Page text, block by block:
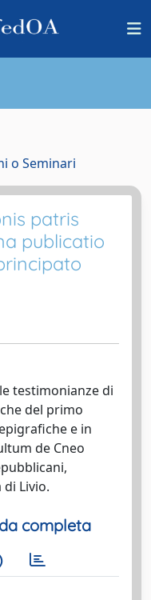
o Seminari
patris
publicatio
testimonianze di
del primo
e in
de Cneo
Livio.
completa